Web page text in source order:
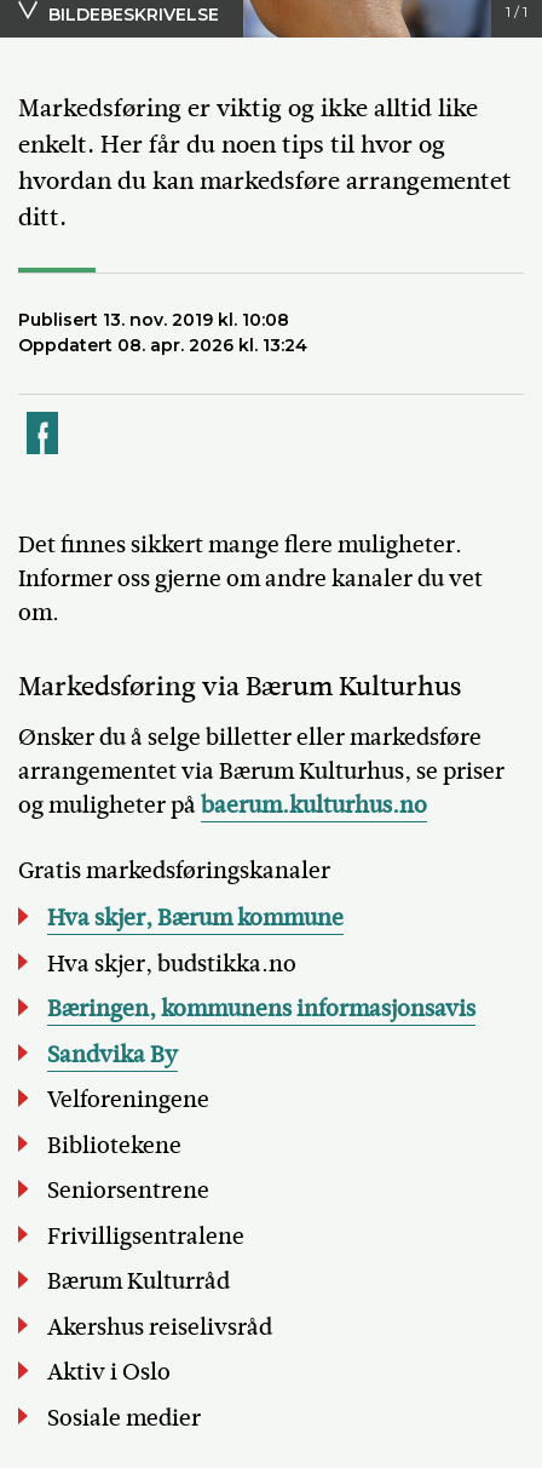
1 / 1
BILDEBESKRIVELSE
Markedsføring er viktig og ikke alltid like
enkelt. Her får du noen tips til hvor og
hvordan du kan markedsføre arrangementet
ditt.
Publisert 13. nov. 2019 kl. 10:08
Oppdatert 08. apr. 2026 kl. 13:24
Det finnes sikkert mange flere muligheter.
Informer oss gjerne om andre kanaler du vet
om.
Markedsføring via Bærum Kulturhus
Ønsker du å selge billetter eller markedsføre
arrangementet via Bærum Kulturhus, se priser
og muligheter påbaerum.kulturhus.no
Gratis markedsføringskanaler
Hva skjer, Bærum kommune
Hva skjer, budstikka.no
Bæringen, kommunens informasjonsavis
Sandvika By
Velforeningene
Bibliotekene
Seniorsentrene
Frivilligsentralene
Bærum Kulturråd
Akershus reiselivsråd
Aktiv i Oslo
Sosiale medier